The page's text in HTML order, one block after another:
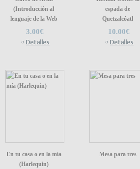
(Introducción al
lenguaje de la Web
3.00€
espada de
Quetzalcóatl
10.00€
En tu casa o en la mía
(Harlequin)
Mesa para tres